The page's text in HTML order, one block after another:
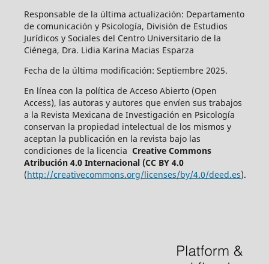
Responsable de la última actualización: Departamento
de comunicación y Psicología, División de Estudios
Jurídicos y Sociales del Centro Universitario de la
Ciénega, Dra. Lidia Karina Macias Esparza
Fecha de la última modificación: Septiembre 2025.
En línea con la política de Acceso Abierto (Open
Access), las autoras y autores que envíen sus trabajos
a la Revista Mexicana de Investigación en Psicología
conservan la propiedad intelectual de los mismos y
aceptan la publicación en la revista bajo las
condiciones de la licencia Creative Commons
Atribución 4.0 Internacional (CC BY 4.0
(http://creativecommons.org/licenses/by/4.0/deed.es).